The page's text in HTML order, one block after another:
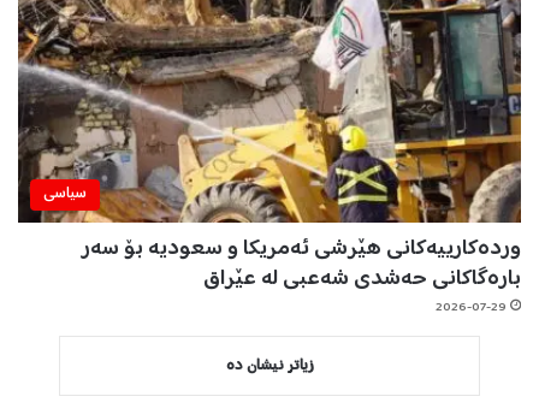
سیاسی
وردەکارییەکانی هێرشی ئەمریکا و سعودیە بۆ سەر
بارەگاکانی حەشدی شەعبی لە عێراق
2026-07-29
زیاتر نیشان دە